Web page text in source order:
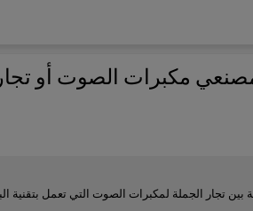
مصنعي مكبرات الصوت أو
بين تجار الجملة لمكبرات الصوت التي تعمل